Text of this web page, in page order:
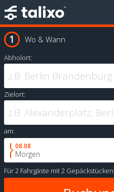
Wo & Wann
Abholort:
Zielort:
am:
08.08
Morgen
Für2 Fahrgäste mit2 Gepäckstücken